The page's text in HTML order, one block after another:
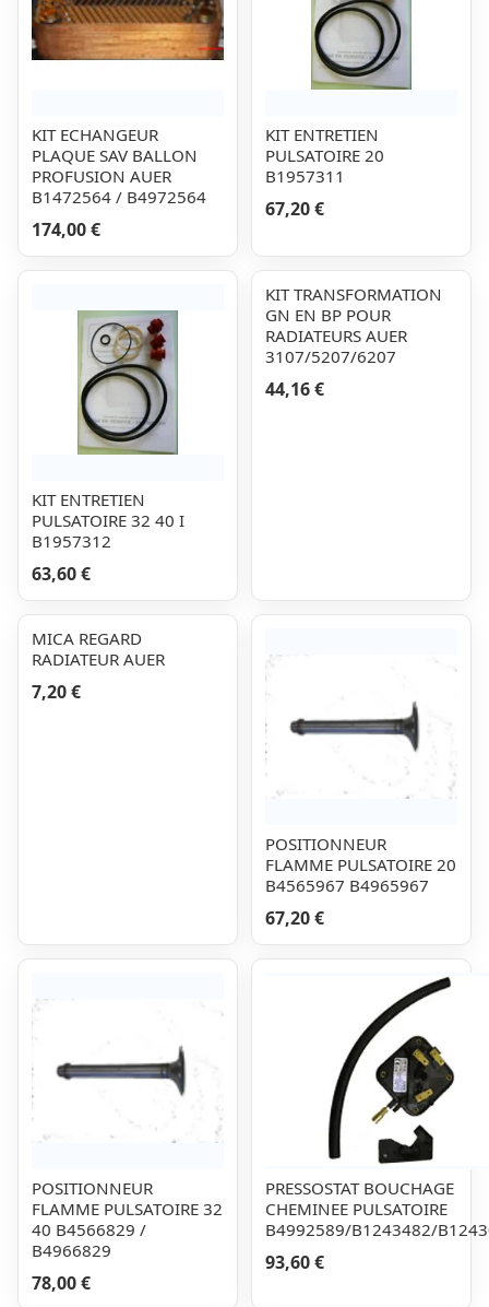
KIT ECHANGEUR
PLAQUE SAV BALLON
PROFUSION AUER
B1472564 / B4972564
174,00 €
KIT ENTRETIEN
PULSATOIRE 20
B1957311
67,20 €
KIT ENTRETIEN
PULSATOIRE 32 40 I
B1957312
63,60 €
KIT TRANSFORMATION
GN EN BP POUR
RADIATEURS AUER
3107/5207/6207
44,16 €
MICA REGARD
RADIATEUR AUER
7,20 €
POSITIONNEUR
FLAMME PULSATOIRE 20
B4565967 B4965967
67,20 €
POSITIONNEUR
FLAMME PULSATOIRE 32
40 B4566829 /
B4966829
78,00 €
PRESSOSTAT BOUCHAGE
CHEMINEE PULSATOIRE
B4992589/B1243482/
93,60 €